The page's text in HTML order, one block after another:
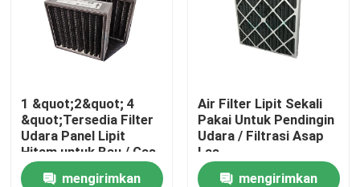
Rumah
1 &quot;2&quot; 4
&quot;Tersedia Filter
Udara Panel Lipit
Hitam untuk Bau / Gas
Filtrasi
mengirimkan
Air Filter Lipit Sekali
Pakai Untuk Pendingin
Udara / Filtrasi Asap
Las
mengirimkan